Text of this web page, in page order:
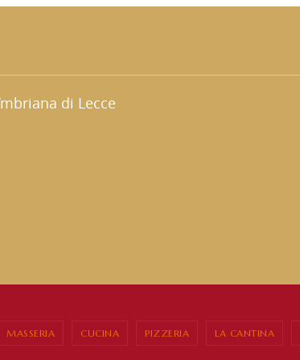
di Lecce
MASSERIA CUCINA PIZZERIA LA CANTINA